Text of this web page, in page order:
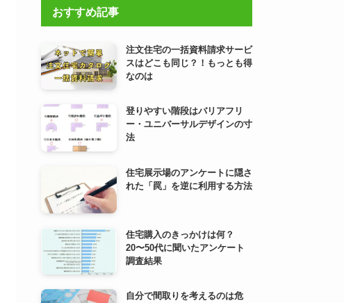
おすすめ記事
注文住宅の一括資料請求サービ
スはどこも同じ？！もっとも得
なのは
登りやすい階段はバリアフリ
ー・ユニバーサルデザインの寸
法
住宅展示場のアンケートに隠さ
れた「罠」を逆に利用する方法
住宅購入のきっかけは何？
20〜50代に聞いたアンケート
調査結果
自分で間取りを考えるのは危